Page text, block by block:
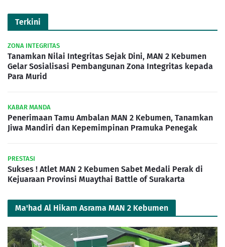
Terkini
ZONA INTEGRITAS
Tanamkan Nilai Integritas Sejak Dini, MAN 2 Kebumen
Gelar Sosialisasi Pembangunan Zona Integritas kepada
Para Murid
KABAR MANDA
Penerimaan Tamu Ambalan MAN 2 Kebumen, Tanamkan
Jiwa Mandiri dan Kepemimpinan Pramuka Penegak
PRESTASI
Sukses ! Atlet MAN 2 Kebumen Sabet Medali Perak di
Kejuaraan Provinsi Muaythai Battle of Surakarta
Ma'had Al Hikam Asrama MAN 2 Kebumen